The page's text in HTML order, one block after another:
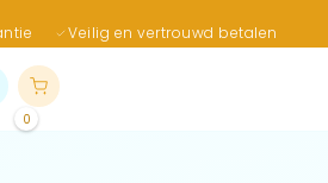
Veilig en vertrouwd betalen
0